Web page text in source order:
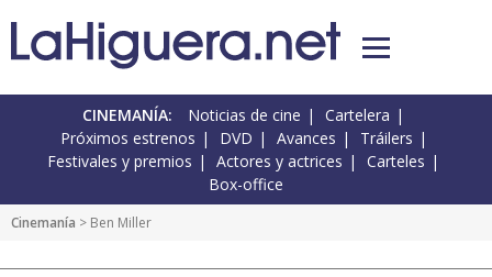
CINEMANÍA: Noticias de cine
Cartelera
Próximos estrenos
DVD Avances
Tráilers
Festivales y premios
Actores y actrices
Carteles
Box-office
Cinemanía > Ben Miller